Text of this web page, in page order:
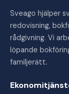
Sveago hjälper
redovisning,
rådgivning. Vi
löpande
familjerätt.